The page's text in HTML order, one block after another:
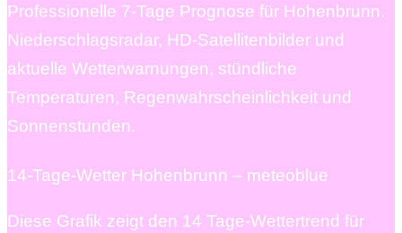
Professionelle 7-Tage Prognose für Hohenbrunn.
Niederschlagsradar, HD-Satellitenbilder und
aktuelle Wetterwarnungen, stündliche
Temperaturen, Regenwahrscheinlichkeit und
Sonnenstunden.
14-Tage-Wetter Hohenbrunn – meteoblue
Diese Grafik zeigt den 14 Tage-Wettertrend für